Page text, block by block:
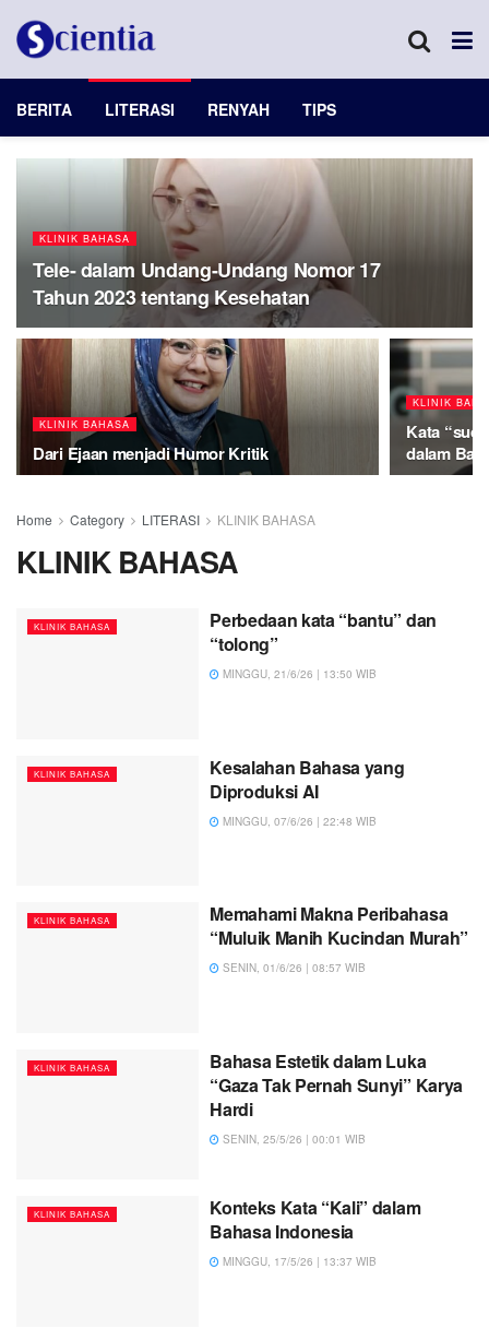
BERITA LITERASI RENYAH TIPS
KLINIK BAHASA
Tele- dalam Undang-Undang Nomor 17
Tahun 2023 tentang Kesehatan
KLINIK BAHASA
Dari Ejaan menjadi Humor Kritik
KLINIK
Kata
dalam
Home Category LITERASI KLINIK BAHASA
KLINIK BAHASA
KLINIK BAHASA
Perbedaan kata “bantu” dan
“tolong”
MINGGU, 21/6/26 | 13:50 WIB
KLINIK BAHASA
Kesalahan Bahasa yang
Diproduksi AI
MINGGU, 07/6/26 | 22:48 WIB
KLINIK BAHASA
Memahami Makna Peribahasa
“Muluik Manih Kucindan Murah”
SENIN, 01/6/26 | 08:57 WIB
KLINIK BAHASA
Bahasa Estetik dalam Luka
“Gaza Tak Pernah Sunyi” Karya
Hardi
SENIN, 25/5/26 | 00:01 WIB
KLINIK BAHASA
Konteks Kata “Kali” dalam
Bahasa Indonesia
MINGGU, 17/5/26 | 13:37 WIB